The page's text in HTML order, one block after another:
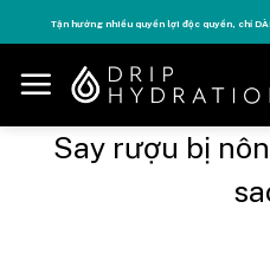
to
content
Tận hưởng nhiều quyền lợi độc quyền, chỉ
Say rượu bị